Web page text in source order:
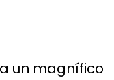
un magnífico